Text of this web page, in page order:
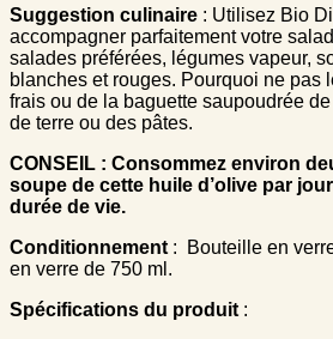
Suggestion culinaire : Utilisez Bio
accompagner parfaitement votre
salades préférées, légumes vapeur,
blanches et rouges. Pourquoi ne pas
frais ou de la baguette saupoudrée
de terre ou des pâtes.
CONSEIL : Consommez environ
soupe de cette huile d’olive par
durée de vie.
Conditionnement : Bouteille en
en verre de 750 ml.
Spécifications du produit :